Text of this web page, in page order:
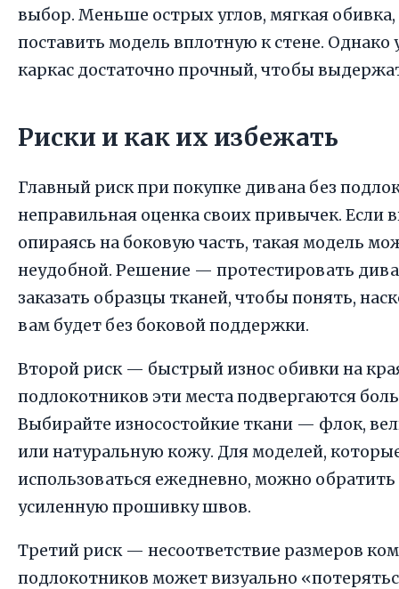
выбор. Меньше острых углов, мягкая
поставить модель вплотную к стене. Однако
каркас достаточно прочный, чтобы
Риски и как их избежать
Главный риск при покупке дивана без
неправильная оценка своих привычек. Если
опираясь на боковую часть, такая модель
неудобной. Решение — протестировать
заказать образцы тканей, чтобы понять,
вам будет без боковой поддержки.
Второй риск — быстрый износ обивки на
подлокотников эти места подвергаются
Выбирайте износостойкие ткани — флок,
или натуральную кожу. Для моделей,
использоваться ежедневно, можно
усиленную прошивку швов.
Третий риск — несоответствие размеров
подлокотников может визуально